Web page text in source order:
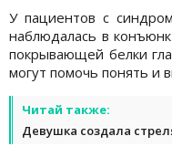
У пациентов с
наблюдалась в
покрывающей белки
могут помочь понять и
Читай также:
Девушка создала